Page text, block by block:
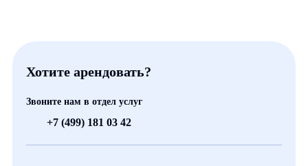
Хотите арендовать?
Звоните нам в отдел услуг
+7 (499) 181 03 42